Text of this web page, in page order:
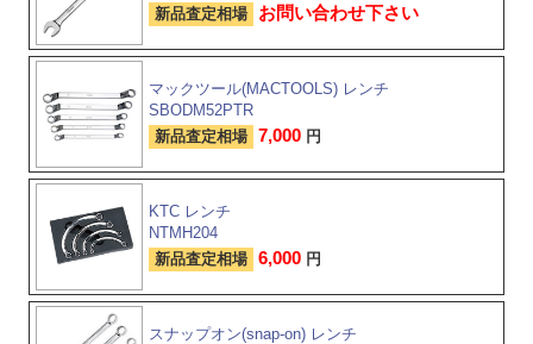
新品査定相場 お問い合わせ下さい
マックツール(MACTOOLS) レンチ
SBODM52PTR
新品査定相場 7,000 円
KTC レンチ
NTMH204
新品査定相場 6,000 円
スナップオン(snap-on) レンチ